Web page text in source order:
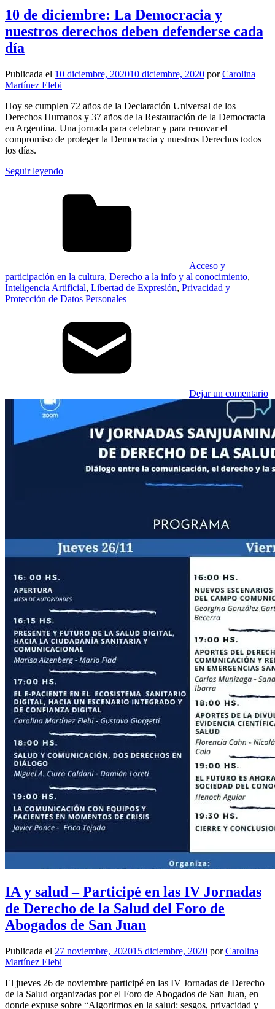
10 de diciembre: La Democracia y
nuestros derechos deben defenderse cada
día
Publicada el 10 diciembre, 202010 diciembre, 2020 porCarolina
Martínez Elebi
Hoy se cumplen 72 años de la Declaración Universal de los
Derechos Humanos y 37 años de la Restauración de la Democracia
en Argentina. Una jornada para celebrar y para renovar el
compromiso de proteger la Democracia y nuestros Derechos todos
los días.
Seguir leyendo
Acceso y
participación en la cultura, Derecho a la info y al conocimiento,
Inteligencia Artificial, Libertad de Expresión, Privacidad y
Protección de Datos Personales
Dejar un comentario
IA y salud – Participé en las IV Jornadas
de Derecho de la Salud del Foro de
Abogados de San Juan
Publicada el 27 noviembre, 202015 diciembre, 2020 porCarolina
Martínez Elebi
El jueves 26 de noviembre participé en las IV Jornadas de Derecho
de la Salud organizadas por el Foro de Abogados de San Juan, en
donde expuse sobre “Algoritmos en la salud: sesgos, privacidad y